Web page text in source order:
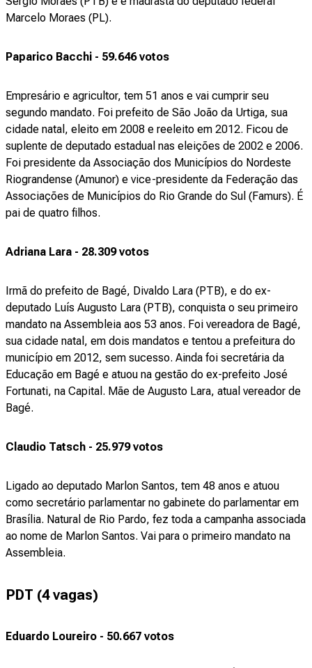
Marcelo Moraes (PL).
Paparico Bacchi - 59.646 votos
Empresário e agricultor, tem 51 anos e vai cumprir seu
segundo mandato. Foi prefeito de São João da Urtiga, sua
cidade natal, eleito em 2008 e reeleito em 2012. Ficou de
suplente de deputado estadual nas eleições de 2002 e 2006.
Foi presidente da Associação dos Municípios do Nordeste
Riograndense (Amunor) e vice-presidente da Federação das
Associações de Municípios do Rio Grande do Sul (Famurs). É
pai de quatro filhos.
Adriana Lara - 28.309 votos
Irmã do prefeito de Bagé, Divaldo Lara (PTB), e do ex-
deputado Luís Augusto Lara (PTB), conquista o seu primeiro
mandato na Assembleia aos 53 anos. Foi vereadora de Bagé,
sua cidade natal, em dois mandatos e tentou a prefeitura do
município em 2012, sem sucesso. Ainda foi secretária da
Educação em Bagé e atuou na gestão do ex-prefeito José
Fortunati, na Capital. Mãe de Augusto Lara, atual vereador de
Bagé.
Claudio Tatsch - 25.979 votos
Ligado ao deputado Marlon Santos, tem 48 anos e atuou
como secretário parlamentar no gabinete do parlamentar em
Brasília. Natural de Rio Pardo, fez toda a campanha associada
ao nome de Marlon Santos. Vai para o primeiro mandato na
Assembleia.
PDT (4 vagas)
Eduardo Loureiro - 50.667 votos